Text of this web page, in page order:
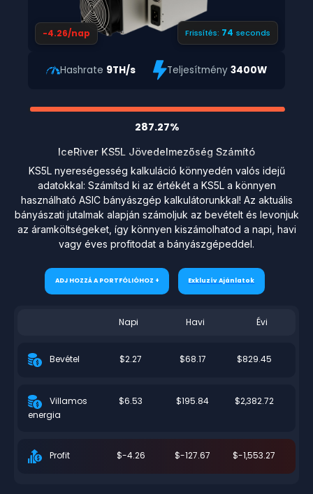
-4.26/nap Frissítés: 73 seconds
Hashrate 9TH/s Teljesítmény3400W
287.27%
IceRiver KS5L Jövedelmezőség Számító
KS5L nyereségesség kalkuláció könnyedén valós idejű
adatokkal: Számítsd ki az értékét a KS5L a könnyen
használható ASIC bányászgép kalkulátorunkkal! Az aktuális
bányászati jutalmak alapján számoljuk az bevételt és levonjuk
az áramköltségeket, így könnyen kiszámolhatod a napi, havi
vagy éves profitodat a bányászgépeddel.
ADJ HOZZÁ A PORTFÓLIÓHOZ + Exkluzív Ajánlatok
Napi Havi Évi
Bevétel $2.27 $68.17 $829.45
Villamos
energia
$6.53 $195.84 $2,382.72
Profit $-4.26 $-127.67 $-1,553.27